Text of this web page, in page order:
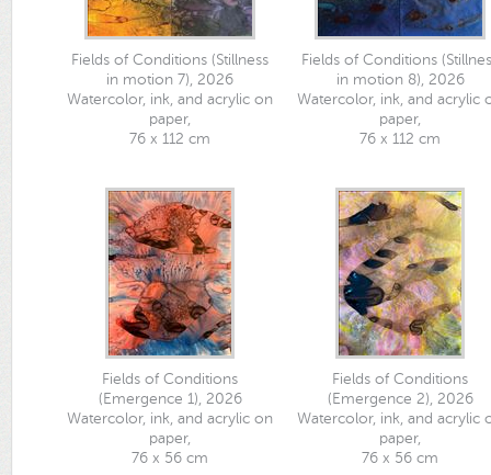
Fields of Conditions (Stillness
in motion 7), 2026
Watercolor, ink, and acrylic on
paper,
76 x 112 cm
Fields of Conditions
in motion 8), 2026
Watercolor, ink, and acrylic
paper,
76 x 112 cm
Fields of Conditions
(Emergence 1), 2026
Watercolor, ink, and acrylic on
paper,
76 x 56 cm
Fields of Conditions
(Emergence 2), 2026
Watercolor, ink, and acrylic
paper,
76 x 56 cm